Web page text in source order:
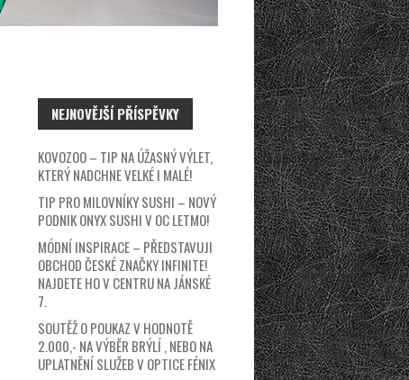
NEJNOVĚJŠÍ PŘÍSPĚVKY
KOVOZOO – TIP NA ÚŽASNÝ VÝLET,
KTERÝ NADCHNE VELKÉ I MALÉ!
TIP PRO MILOVNÍKY SUSHI – NOVÝ
PODNIK ONYX SUSHI V OC LETMO!
MÓDNÍ INSPIRACE – PŘEDSTAVUJI
OBCHOD ČESKÉ ZNAČKY INFINITE!
NAJDETE HO V CENTRU NA JÁNSKÉ
7.
SOUTĚŽ O POUKAZ V HODNOTĚ
2.000,- NA VÝBĚR BRÝLÍ , NEBO NA
UPLATNĚNÍ SLUŽEB V OPTICE FÉNIX